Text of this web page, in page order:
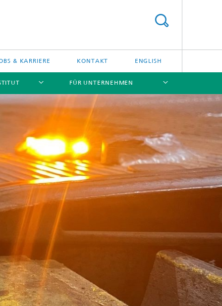
& KARRIERE KONTAKT ENGLISH
FÜR UNTERNEHMEN